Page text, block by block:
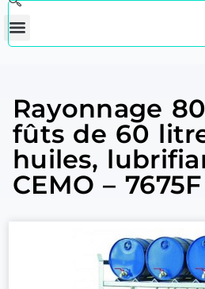
Rayonnage
fûts de 60
huiles,
CEMO – 7675F